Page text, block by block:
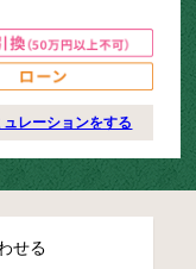
レーションをする
せる